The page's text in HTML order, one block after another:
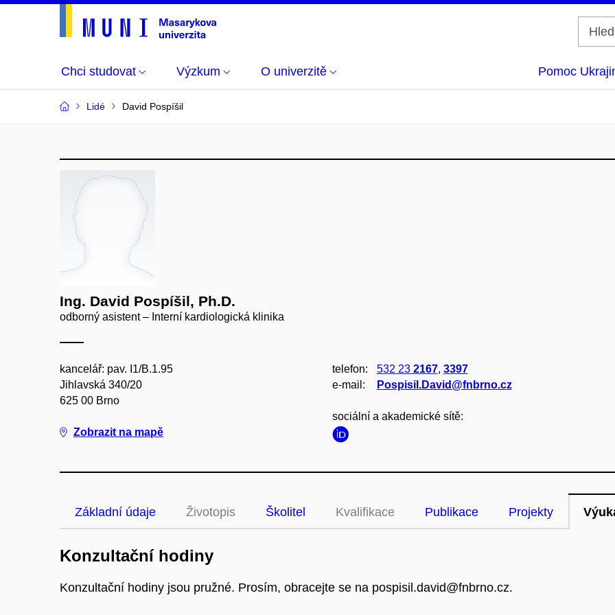
Chci studovat Výzkum O univerzitě Pomoc
Lidé David Pospíšil
Ing. David Pospíšil, Ph.D.
odborný asistent – Interní kardiologická klinika
kancelář: pav. I1/B.1.95
Jihlavská 340/20
625 00 Brno
Zobrazit na mapě
telefon: 532 23 2167, 3397
e‑mail:
Pospisil.David@fnbrno.cz
sociální a akademické sítě:
Základní údaje Životopis Školitel Kvalifikace Publikace Projekty
Konzultační hodiny
Konzultační hodiny jsou pružné. Prosím, obracejte se na pospisil.david@fnbrno.cz.